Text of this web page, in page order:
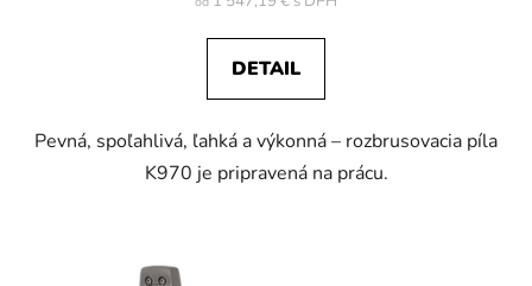
DETAIL
Pevná, spoľahlivá, ľahká a výkonná – rozbrusovacia píla
K970 je pripravená na prácu.